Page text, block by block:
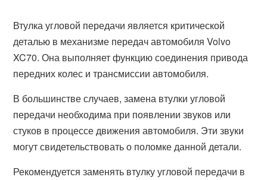
Втулка угловой передачи является критической
деталью в механизме передач автомобиля Volvo
XC70. Она выполняет функцию соединения привода
передних колес и трансмиссии автомобиля.
В большинстве случаев, замена втулки угловой
передачи необходима при появлении звуков или
стуков в процессе движения автомобиля. Эти звуки
могут свидетельствовать о поломке данной детали.
Рекомендуется заменять втулку угловой передачи в